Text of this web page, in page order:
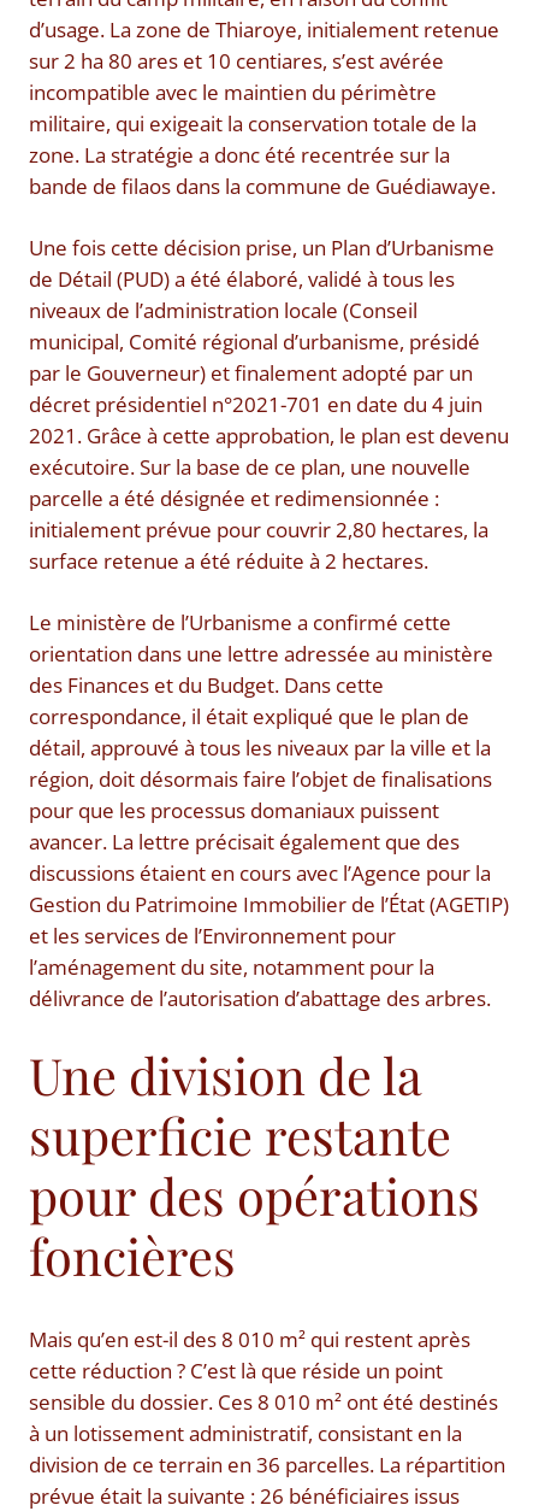
d’usage. La zone de Thiaroye, initialement retenue
sur 2 ha 80 ares et 10 centiares, s’est avérée
incompatible avec le maintien du périmètre
militaire, qui exigeait la conservation totale de la
zone. La stratégie a donc été recentrée sur la
bande de filaos dans la commune de Guédiawaye.
Une fois cette décision prise, un Plan d’Urbanisme
de Détail (PUD) a été élaboré, validé à tous les
niveaux de l’administration locale (Conseil
municipal, Comité régional d’urbanisme, présidé
par le Gouverneur) et finalement adopté par un
décret présidentiel n°2021-701 en date du 4 juin
2021. Grâce à cette approbation, le plan est devenu
exécutoire. Sur la base de ce plan, une nouvelle
parcelle a été désignée et redimensionnée :
initialement prévue pour couvrir 2,80 hectares, la
surface retenue a été réduite à 2 hectares.
Le ministère de l’Urbanisme a confirmé cette
orientation dans une lettre adressée au ministère
des Finances et du Budget. Dans cette
correspondance, il était expliqué que le plan de
détail, approuvé à tous les niveaux par la ville et la
région, doit désormais faire l’objet de finalisations
pour que les processus domaniaux puissent
avancer. La lettre précisait également que des
discussions étaient en cours avec l’Agence pour la
Gestion du Patrimoine Immobilier de l’État (AGETIP)
et les services de l’Environnement pour
l’aménagement du site, notamment pour la
délivrance de l’autorisation d’abattage des arbres.
Une division de la
superficie restante
pour des opérations
foncières
Mais qu’en est-il des 8 010 m² qui restent après
cette réduction ? C’est là que réside un point
sensible du dossier. Ces 8 010 m² ont été destinés
à un lotissement administratif, consistant en la
division de ce terrain en 36 parcelles. La répartition
prévue était la suivante : 26 bénéficiaires issus